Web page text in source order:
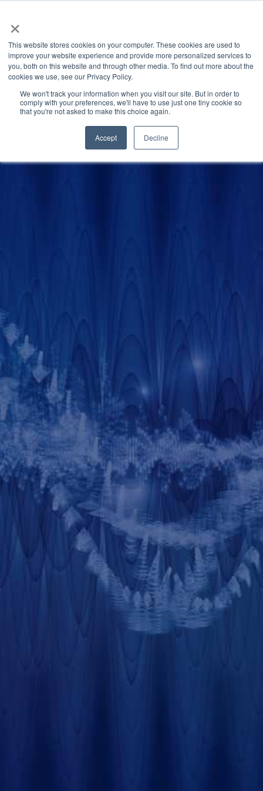
×
This website stores cookies on your computer. These cookies are used to
improve your website experience and provide more personalized services to
you, both on this website and through other media. To find out more about the
cookies we use, see our Privacy Policy.
We won't track your information when you visit our site. But in order to
comply with your preferences, we'll have to use just one tiny cookie so
that you're not asked to make this choice again.
Accept Decline
Latest News